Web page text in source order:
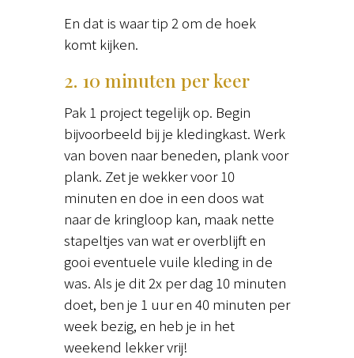
En dat is waar tip 2 om de hoek
komt kijken.
2. 10 minuten per keer
Pak 1 project tegelijk op. Begin
bijvoorbeeld bij je kledingkast. Werk
van boven naar beneden, plank voor
plank. Zet je wekker voor 10
minuten en doe in een doos wat
naar de kringloop kan, maak nette
stapeltjes van wat er overblijft en
gooi eventuele vuile kleding in de
was. Als je dit 2x per dag 10 minuten
doet, ben je 1 uur en 40 minuten per
week bezig, en heb je in het
weekend lekker vrij!